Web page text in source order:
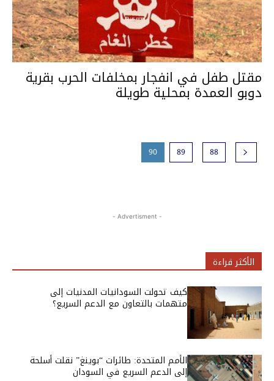
مقتل طفل في انفجار بمخلفات الحرب بقرية
دوبو العمدة بمحلية طويلة
88
89
90
- Advertisment -
الأكثر قراءة
كيف تحولت السودانيات المدنيات إلى
متهمات بالتعاون مع الدعم السريع؟
الأمم المتحدة: طائرات “بوينغ” نقلت أسلحة
إلى الدعم السريع في السودان